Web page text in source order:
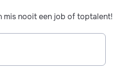
mis nooit een job of toptalent!